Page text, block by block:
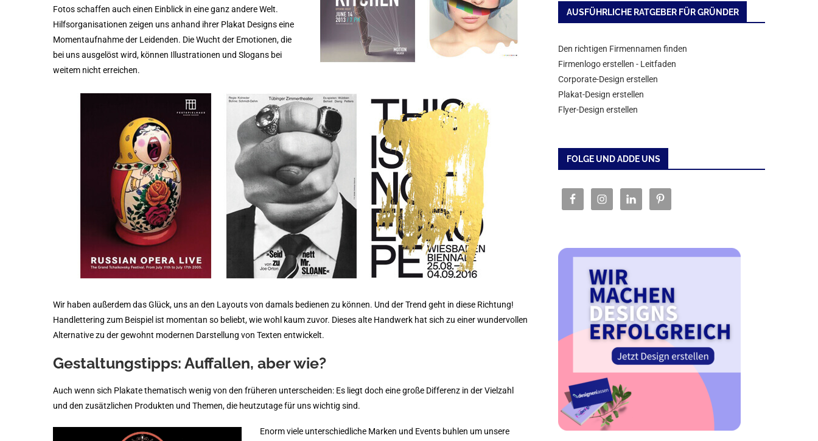
Fotos schaffen auch einen Einblick in eine ganz andere Welt.
Hilfsorganisationen zeigen uns anhand ihrer Plakat Designs eine
Momentaufnahme der Leidenden. Die Wucht der Emotionen, die
bei uns ausgelöst wird, können Illustrationen und Slogans bei
weitem nicht erreichen.
Wir haben außerdem das Glück, uns an den Layouts von damals bedienen zu können. Und der Trend geht in diese Richtung!
Handlettering zum Beispiel ist momentan so beliebt, wie wohl kaum zuvor. Dieses alte Handwerk hat sich zu einer wundervollen
Alternative zu der gewohnt modernen Darstellung von Texten entwickelt.
Gestaltungstipps: Auffallen, aber wie?
Auch wenn sich Plakate thematisch wenig von den früheren unterscheiden: Es liegt doch eine große Differenz in der Vielzahl
und den zusätzlichen Produkten und Themen, die heutzutage für uns wichtig sind.
Enorm viele unterschiedliche Marken und Events buhlen um unsere
AUSFÜHRLICHE RATGEBER FÜR GRÜNDER
Den richtigen Firmennamen finden
Firmenlogo erstellen - Leitfaden
Corporate-Design erstellen
Plakat-Design erstellen
Flyer-Design erstellen
FOLGE UND ADDE UNS